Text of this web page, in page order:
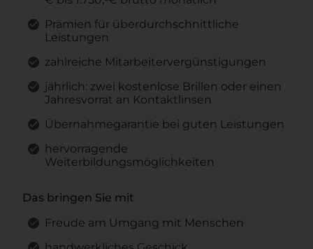
Prämien für überdurchschnittliche
Leistungen
zahlreiche Mitarbeitervergünstigungen
jährlich: zwei kostenlose Brillen oder einen
Jahresvorrat an Kontaktlinsen
Übernahmegarantie bei guten Leistungen
hervorragende
Weiterbildungsmöglichkeiten
Das bringen Sie mit
Freude am Umgang mit Menschen